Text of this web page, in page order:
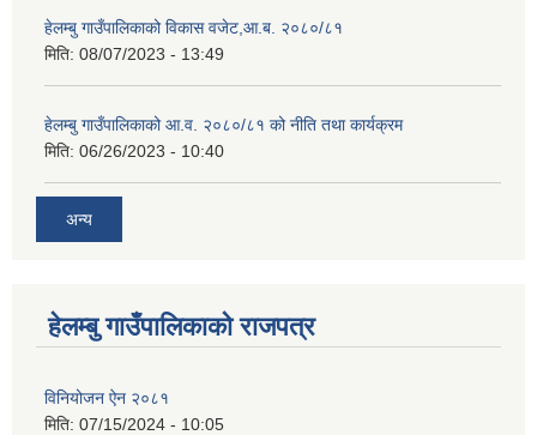
हेलम्बु गाउँपालिकाको विकास वजेट,आ.ब. २०८०/८१
मिति: 08/07/2023 - 13:49
हेलम्बु गाउँपालिकाको आ.व. २०८०/८१ को नीति तथा कार्यक्रम
मिति: 06/26/2023 - 10:40
अन्य
हेलम्बु गाउँपालिकाको राजपत्र
विनियोजन ऐन २०८१
मिति: 07/15/2024 - 10:05